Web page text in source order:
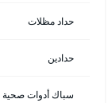
حداد مظلات
حدادين
سباك أدوات صحية